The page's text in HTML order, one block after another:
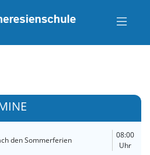
den Sommerferien
08:00
Uhr